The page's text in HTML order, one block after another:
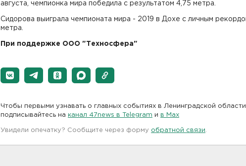
августа, чемпионка мира победила с результатом 4,75 метра.
Сидорова выиграла чемпионата мира - 2019 в Дохе с личным
метра.
При поддержке ООО "Техносфера"
Чтобы первыми узнавать о главных событиях в Ленинградской
подписывайтесь на канал 47news в Telegram и в Maх
Увидели опечатку? Сообщите через форму обратной связи